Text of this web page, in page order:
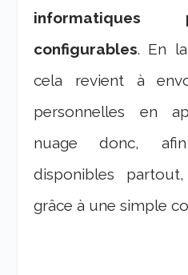
informatiques
configurables. En
cela revient à
personnelles en
nuage donc,
disponibles
grâce à une simple